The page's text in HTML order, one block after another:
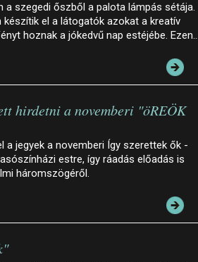
a szegedi őszből a palota lámpás sétája.
el a látogatók azokat a kreatív
hoznak a jókedvű nap estéjébe.
hirdetni a novemberi "öREÖK
a jegyek a novemberi Így szerettek ők -
estre, így ráadás előadás is
háromszögéről.